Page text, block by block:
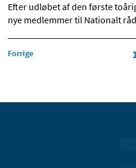
Efter udløbet af den første
nye medlemmer til Nationalt
Forrige